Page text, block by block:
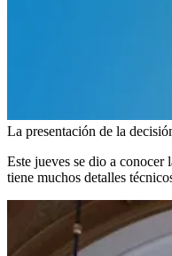
La presentación de la
Este jueves se dio a
tiene muchos detalles